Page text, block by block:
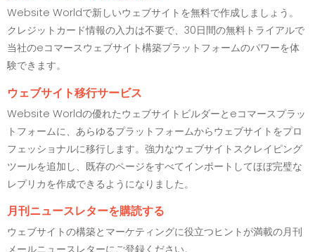
Website Worldで新しいウェブサイトを無料で作成しましょう。
クレジットカード情報の入力は不要で、30日間の無料トライアルで
当社のeコマースウェブサイト構築プラットフォームのパワーを体
験できます。
ウェブサイト移行サービス
Website Worldの優れたウェブサイトビルダーとeコマースプラッ
トフォームに、あらゆるプラットフォームからウェブサイトをプロ
フェッショナルに移行します。強力なウェブサイトスクレイピング
ツールを追加し、既存のページをすべてインポートしてほぼ完璧な
レプリカを作成できるようになりました。
月刊ニュースレターを購読する
ウェブサイトの構築とマーケティングに役立つヒントが満載の月刊